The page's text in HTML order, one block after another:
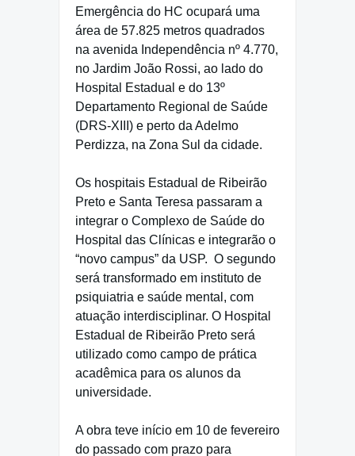
Emergência do HC ocupará uma
área de 57.825 metros quadrados
na avenida Independência nº 4.770,
no Jardim João Rossi, ao lado do
Hospital Estadual e do 13º
Departamento Regional de Saúde
(DRS-XIII) e perto da Adelmo
Perdizza, na Zona Sul da cidade.
Os hospitais Estadual de Ribeirão
Preto e Santa Teresa passaram a
integrar o Complexo de Saúde do
Hospital das Clínicas e integrarão o
“novo campus” da USP. O segundo
será transformado em instituto de
psiquiatria e saúde mental, com
atuação interdisciplinar. O Hospital
Estadual de Ribeirão Preto será
utilizado como campo de prática
acadêmica para os alunos da
universidade.
A obra teve início em 10 de fevereiro
do passado com prazo para